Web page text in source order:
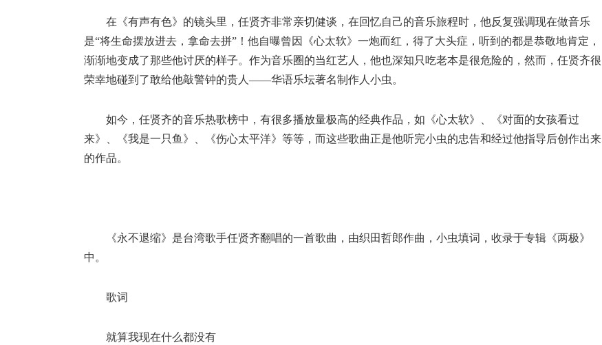
在《有声有色》的镜头里，任贤齐非常亲切健谈，在回忆自己的音乐旅程时，他反复强调现在做音乐
是“将生命摆放进去，拿命去拼”！他自曝曾因《心太软》一炮而红，得了大头症，听到的都是恭敬地肯定，
渐渐地变成了那些他讨厌的样子。作为音乐圈的当红艺人，他也深知只吃老本是很危险的，然而，任贤齐很
荣幸地碰到了敢给他敲警钟的贵人——华语乐坛著名制作人小虫。
如今，任贤齐的音乐热歌榜中，有很多播放量极高的经典作品，如《心太软》、《对面的女孩看过
来》、《我是一只鱼》、《伤心太平洋》等等，而这些歌曲正是他听完小虫的忠告和经过他指导后创作出来
的作品。
《永不退缩》是台湾歌手任贤齐翻唱的一首歌曲，由织田哲郎作曲，小虫填词，收录于专辑《两极》
中。
歌词
就算我现在什么都没有